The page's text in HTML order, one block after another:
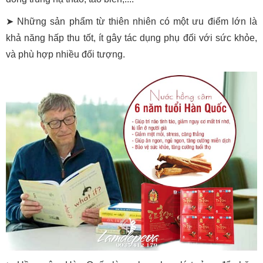
➤ Những sản phẩm từ thiên nhiên có một ưu điểm lớn là
khả năng hấp thu tốt, ít gây tác dụng phụ đối với sức khỏe,
và phù hợp nhiều đối tượng.